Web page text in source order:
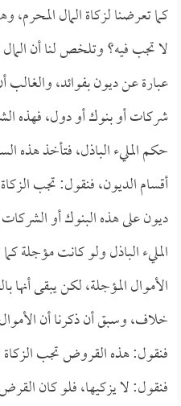
كما تعرضنا لزكاة المال المحرم،
لا تجب فيه؟ وتلخص لنا أن
عبارة عن ديون بفوائد،
شركات أو بنوك أو دول، فهذه
حكم المليء الباذل، فتأخذ
أقسام الديون، فنقول: تجب
ديون على هذه البنوك أو
المليء الباذل ولو كانت مؤجلة
الأموال المؤجلة، لكن يبقى أنها
خلاف، وسبق أن ذكرنا أن
فنقول: هذه القروض تجب الزكاة
فنقول: لا يزكيها، فلو كان